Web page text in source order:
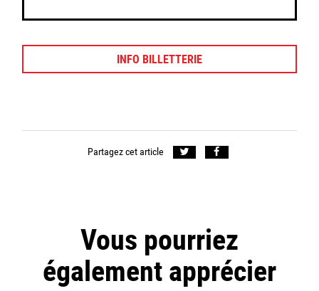
INFO BILLETTERIE
Partagez cet article
Vous pourriez
également apprécier